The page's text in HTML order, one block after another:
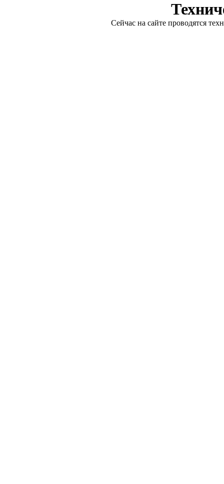
Сейчас на сайте проводятся